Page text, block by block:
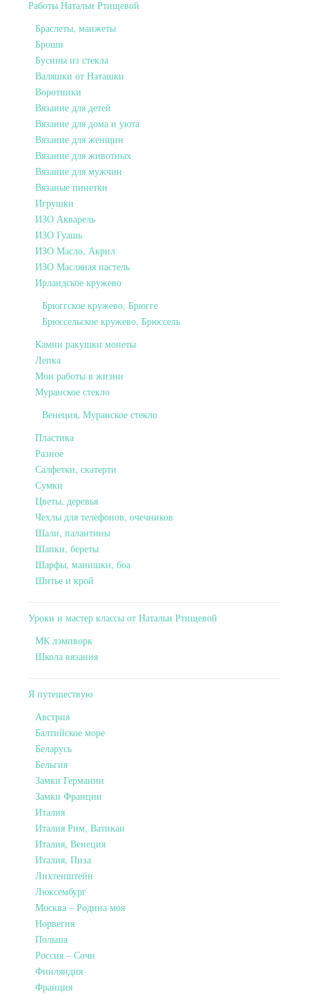
Работы Натальи Ртищевой
Браслеты, манжеты
Броши
Бусины из стекла
Валяшки от Наташки
Воротники
Вязание для детей
Вязание для дома и уюта
Вязание для женщин
Вязание для животных
Вязание для мужчин
Вязаные пинетки
Игрушки
ИЗО Акварель
ИЗО Гуашь
ИЗО Масло, Акрил
ИЗО Масляная пастель
Ирландское кружево
Брюггское кружево, Брюгге
Брюссельское кружево, Брюссель
Камни ракушки монеты
Лепка
Мои работы в жизни
Муранское стекло
Венеция, Муранское стекло
Пластика
Разное
Салфетки, скатерти
Сумки
Цветы, деревья
Чехлы для телефонов, очечников
Шали, палантины
Шапки, береты
Шарфы, манишки, боа
Шитье и крой
Уроки и мастер классы от Натальи Ртищевой
МК лэмпворк
Школа вязания
Я путешествую
Австрия
Балтийское море
Беларусь
Бельгия
Замки Германии
Замки Франции
Италия
Италия Рим, Ватикан
Италия, Венеция
Италия, Пиза
Лихтенштейн
Люксембург
Москва – Родина моя
Норвегия
Польша
Россия – Сочи
Финляндия
Франция